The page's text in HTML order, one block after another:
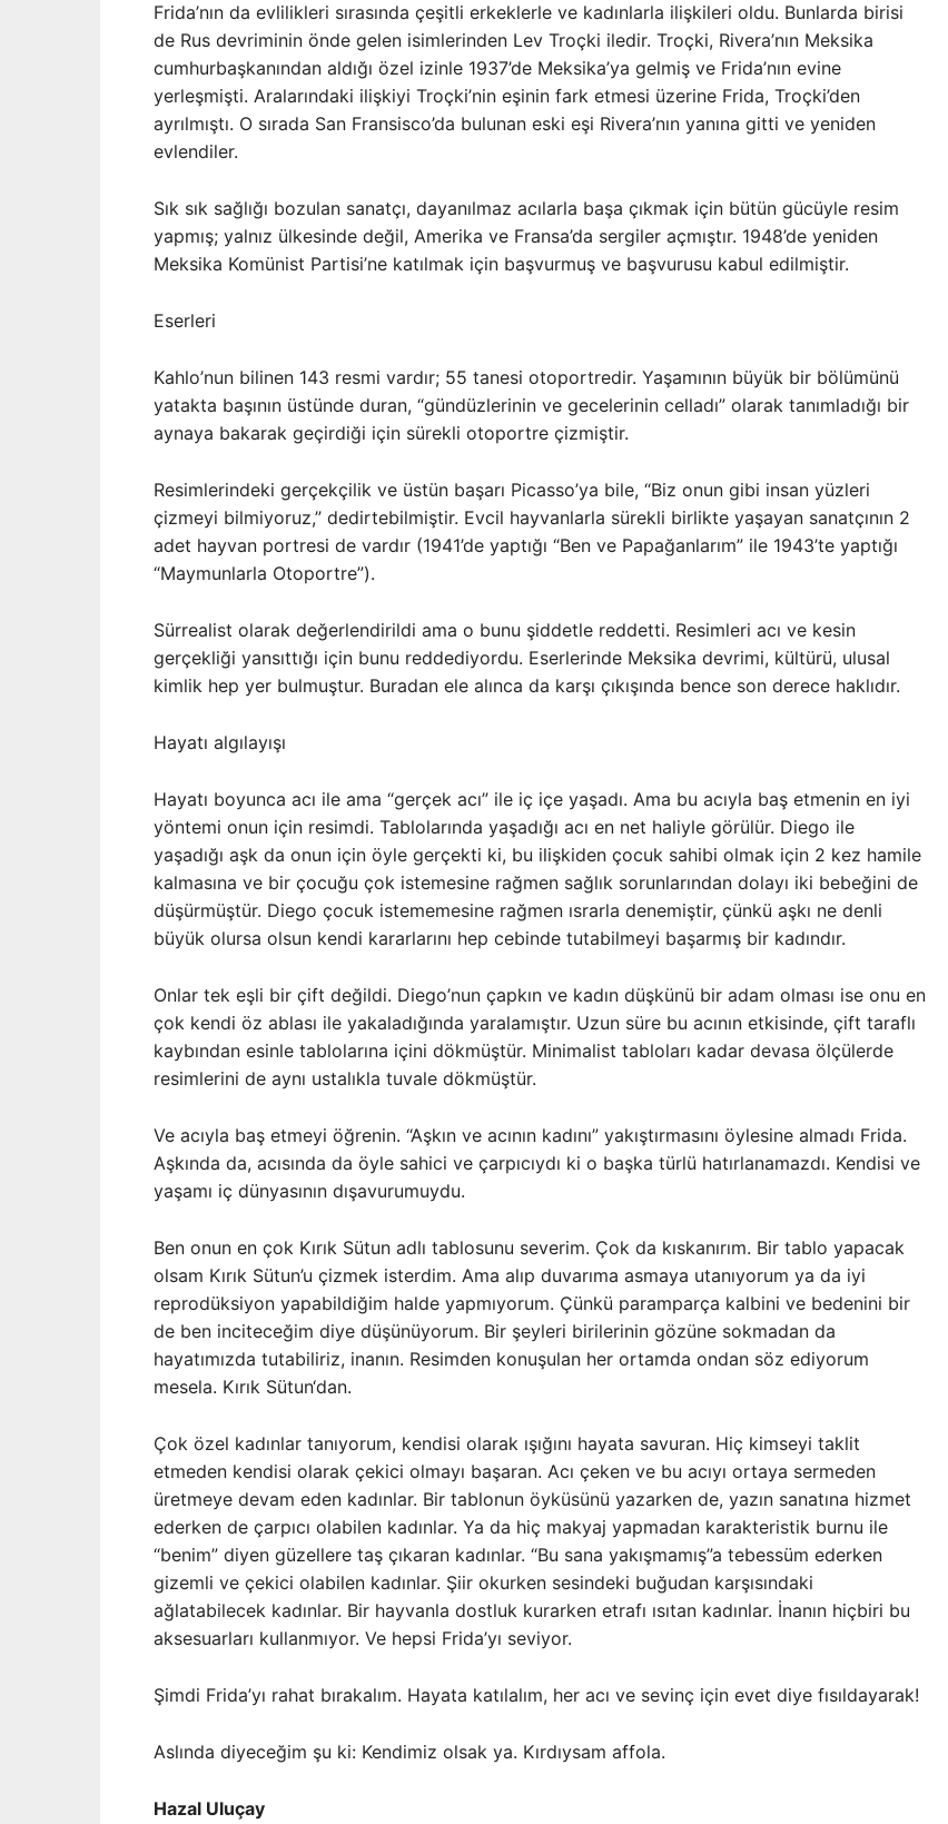
Frida’nın da evlilikleri sırasında çeşitli erkeklerle ve kadınlarla ilişkileri oldu. Bunlarda birisi
de Rus devriminin önde gelen isimlerinden Lev Troçki iledir. Troçki, Rivera’nın Meksika
cumhurbaşkanından aldığı özel izinle 1937’de Meksika’ya gelmiş ve Frida’nın evine
yerleşmişti. Aralarındaki ilişkiyi Troçki’nin eşinin fark etmesi üzerine Frida, Troçki’den
ayrılmıştı. O sırada San Fransisco’da bulunan eski eşi Rivera’nın yanına gitti ve yeniden
evlendiler.
Sık sık sağlığı bozulan sanatçı, dayanılmaz acılarla başa çıkmak için bütün gücüyle resim
yapmış; yalnız ülkesinde değil, Amerika ve Fransa’da sergiler açmıştır. 1948’de yeniden
Meksika Komünist Partisi’ne katılmak için başvurmuş ve başvurusu kabul edilmiştir.
Eserleri
Kahlo’nun bilinen 143 resmi vardır; 55 tanesi otoportredir. Yaşamının büyük bir bölümünü
yatakta başının üstünde duran, “gündüzlerinin ve gecelerinin celladı” olarak tanımladığı bir
aynaya bakarak geçirdiği için sürekli otoportre çizmiştir.
Resimlerindeki gerçekçilik ve üstün başarı Picasso’ya bile, “Biz onun gibi insan yüzleri
çizmeyi bilmiyoruz,” dedirtebilmiştir. Evcil hayvanlarla sürekli birlikte yaşayan sanatçının 2
adet hayvan portresi de vardır (1941’de yaptığı “Ben ve Papağanlarım” ile 1943’te yaptığı
“Maymunlarla Otoportre”).
Sürrealist olarak değerlendirildi ama o bunu şiddetle reddetti. Resimleri acı ve kesin
gerçekliği yansıttığı için bunu reddediyordu. Eserlerinde Meksika devrimi, kültürü, ulusal
kimlik hep yer bulmuştur. Buradan ele alınca da karşı çıkışında bence son derece haklıdır.
Hayatı algılayışı
Hayatı boyunca acı ile ama “gerçek acı” ile iç içe yaşadı. Ama bu acıyla baş etmenin en iyi
yöntemi onun için resimdi. Tablolarında yaşadığı acı en net haliyle görülür. Diego ile
yaşadığı aşk da onun için öyle gerçekti ki, bu ilişkiden çocuk sahibi olmak için 2 kez hamile
kalmasına ve bir çocuğu çok istemesine rağmen sağlık sorunlarından dolayı iki bebeğini de
düşürmüştür. Diego çocuk istememesine rağmen ısrarla denemiştir, çünkü aşkı ne denli
büyük olursa olsun kendi kararlarını hep cebinde tutabilmeyi başarmış bir kadındır.
Onlar tek eşli bir çift değildi. Diego’nun çapkın ve kadın düşkünü bir adam olması ise onu en
çok kendi öz ablası ile yakaladığında yaralamıştır. Uzun süre bu acının etkisinde, çift taraflı
kaybından esinle tablolarına içini dökmüştür. Minimalist tabloları kadar devasa ölçülerde
resimlerini de aynı ustalıkla tuvale dökmüştür.
Ve acıyla baş etmeyi öğrenin. “Aşkın ve acının kadını” yakıştırmasını öylesine almadı Frida.
Aşkında da, acısında da öyle sahici ve çarpıcıydı ki o başka türlü hatırlanamazdı. Kendisi ve
yaşamı iç dünyasının dışavurumuydu.
Ben onun en çok Kırık Sütun adlı tablosunu severim. Çok da kıskanırım. Bir tablo yapacak
olsam Kırık Sütun’u çizmek isterdim. Ama alıp duvarıma asmaya utanıyorum ya da iyi
reprodüksiyon yapabildiğim halde yapmıyorum. Çünkü paramparça kalbini ve bedenini bir
de ben inciteceğim diye düşünüyorum. Bir şeyleri birilerinin gözüne sokmadan da
hayatımızda tutabiliriz, inanın. Resimden konuşulan her ortamda ondan söz ediyorum
mesela. Kırık Sütun‘dan.
Çok özel kadınlar tanıyorum, kendisi olarak ışığını hayata savuran. Hiç kimseyi taklit
etmeden kendisi olarak çekici olmayı başaran. Acı çeken ve bu acıyı ortaya sermeden
üretmeye devam eden kadınlar. Bir tablonun öyküsünü yazarken de, yazın sanatına hizmet
ederken de çarpıcı olabilen kadınlar. Ya da hiç makyaj yapmadan karakteristik burnu ile
“benim” diyen güzellere taş çıkaran kadınlar. “Bu sana yakışmamış”a tebessüm ederken
gizemli ve çekici olabilen kadınlar. Şiir okurken sesindeki buğudan karşısındaki
ağlatabilecek kadınlar. Bir hayvanla dostluk kurarken etrafı ısıtan kadınlar. İnanın hiçbiri bu
aksesuarları kullanmıyor. Ve hepsi Frida’yı seviyor.
Şimdi Frida’yı rahat bırakalım. Hayata katılalım, her acı ve sevinç için evet diye fısıldayarak!
Aslında diyeceğim şu ki: Kendimiz olsak ya. Kırdıysam affola.
Hazal Uluçay